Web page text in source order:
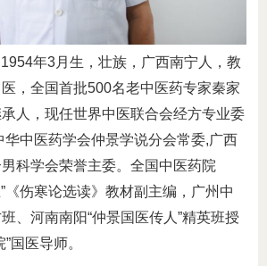
年3月生，壮族，广西南宁人，教
，全国首批500名老中医药专家秦家
人，现任世界中医联合会经方专业委
华中医药学会仲景学说分会常委,广西
科学会荣誉主委。全国中医药院
”《伤寒论选读》教材副主编，广州中
、河南南阳“仲景国医传人”精英班授
国医导师。